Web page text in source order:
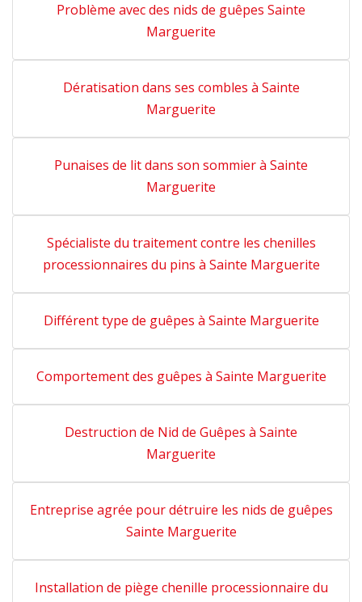
Problème avec des nids de guêpes Sainte
Marguerite
Dératisation dans ses combles à Sainte
Marguerite
Punaises de lit dans son sommier à Sainte
Marguerite
Spécialiste du traitement contre les chenilles
processionnaires du pins à Sainte Marguerite
Différent type de guêpes à Sainte Marguerite
Comportement des guêpes à Sainte Marguerite
Destruction de Nid de Guêpes à Sainte
Marguerite
Entreprise agrée pour détruire les nids de guêpes
Sainte Marguerite
Installation de piège chenille processionnaire du